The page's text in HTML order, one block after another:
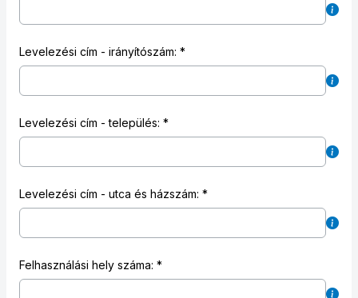
Levelezési cím - irányítószám:
Levelezési cím - település:
Levelezési cím - utca és házszám:
Felhasználási hely száma: